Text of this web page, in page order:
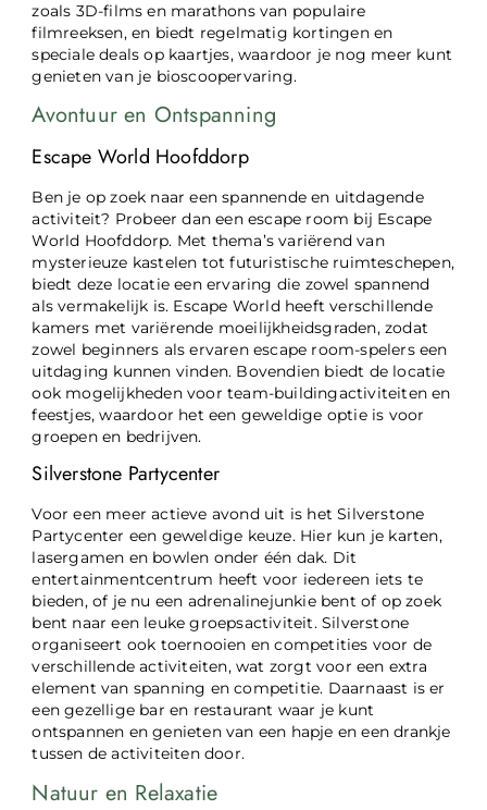
zoals 3D-films en marathons van populaire
filmreeksen, en biedt regelmatig kortingen en
speciale deals op kaartjes, waardoor je nog meer kunt
genieten van je bioscoopervaring.
Avontuur en Ontspanning
Escape World Hoofddorp
Ben je op zoek naar een spannende en uitdagende
activiteit? Probeer dan een escape room bij Escape
World Hoofddorp. Met thema’s variërend van
mysterieuze kastelen tot futuristische ruimteschepen,
biedt deze locatie een ervaring die zowel spannend
als vermakelijk is. Escape World heeft verschillende
kamers met variërende moeilijkheidsgraden, zodat
zowel beginners als ervaren escape room-spelers een
uitdaging kunnen vinden. Bovendien biedt de locatie
ook mogelijkheden voor team-buildingactiviteiten en
feestjes, waardoor het een geweldige optie is voor
groepen en bedrijven.
Silverstone Partycenter
Voor een meer actieve avond uit is het Silverstone
Partycenter een geweldige keuze. Hier kun je karten,
lasergamen en bowlen onder één dak. Dit
entertainmentcentrum heeft voor iedereen iets te
bieden, of je nu een adrenalinejunkie bent of op zoek
bent naar een leuke groepsactiviteit. Silverstone
organiseert ook toernooien en competities voor de
verschillende activiteiten, wat zorgt voor een extra
element van spanning en competitie. Daarnaast is er
een gezellige bar en restaurant waar je kunt
ontspannen en genieten van een hapje en een drankje
tussen de activiteiten door.
Natuur en Relaxatie